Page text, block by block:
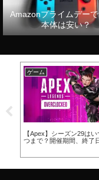
Amazonプライムデー
本体は安い？
ゲーム
【Apex】シーズン29は
つまで？開催期間、終了